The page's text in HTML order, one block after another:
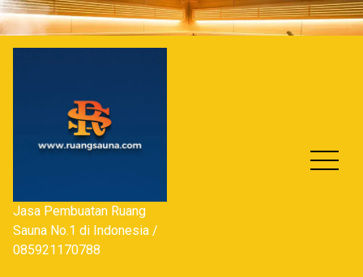
Skip
to
content
Jasa Pembuatan Ruang
Sauna No.1 di Indonesia /
085921170788